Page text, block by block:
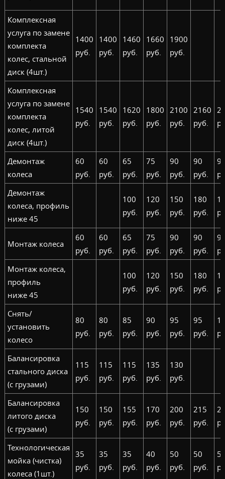
Комплексная
услуга по замене
комплекта
колес, стальной
диск (4шт.)
1400
руб.
1400
руб.
1460
руб.
1660
руб.
1900
руб.
Комплексная
услуга по замене
комплекта
колес, литой
диск (4шт.)
1540
руб.
1540
руб.
1620
руб.
1800
руб.
2100
руб.
2160
руб.
Демонтаж
колеса
60
руб.
60
руб.
65
руб.
75
руб.
90
руб.
90
руб.
Демонтаж
колеса, профиль
ниже 45
100
руб.
120
руб.
150
руб.
180
руб.
Монтаж колеса
60
руб.
60
руб.
65
руб.
75
руб.
90
руб.
90
руб.
Монтаж колеса,
профиль
ниже 45
100
руб.
120
руб.
150
руб.
180
руб.
Снять/
установить
колесо
80
руб.
80
руб.
85
руб.
90
руб.
95
руб.
95
руб.
Балансировка
стального диска
(с грузами)
115
руб.
115
руб.
115
руб.
135
руб.
130
руб.
Балансировка
литого диска
(с грузами)
150
руб.
150
руб.
155
руб.
170
руб.
200
руб.
215
руб.
Технологическая
мойка (чистка)
колеса (1шт.)
35
руб.
35
руб.
35
руб.
40
руб.
50
руб.
50
руб.